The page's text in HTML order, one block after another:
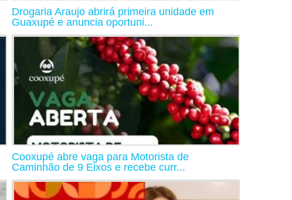
Drogaria Araujo abrirá primeira unidade em
Guaxupé e anuncia oportuni...
Cooxupé abre vaga para Motorista de
Caminhão de 9 Eixos e recebe curr...